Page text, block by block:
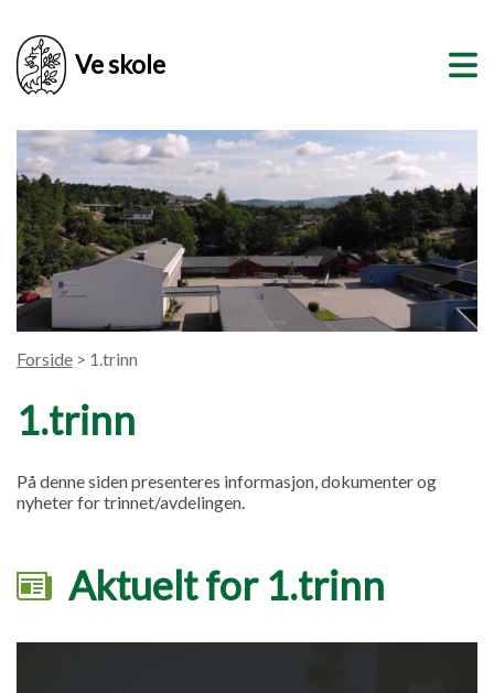
Ve skole
Forside > 1.trinn
1.trinn
På denne siden presenteres informasjon, dokumenter og
nyheter for trinnet/avdelingen.
Aktuelt for 1.trinn